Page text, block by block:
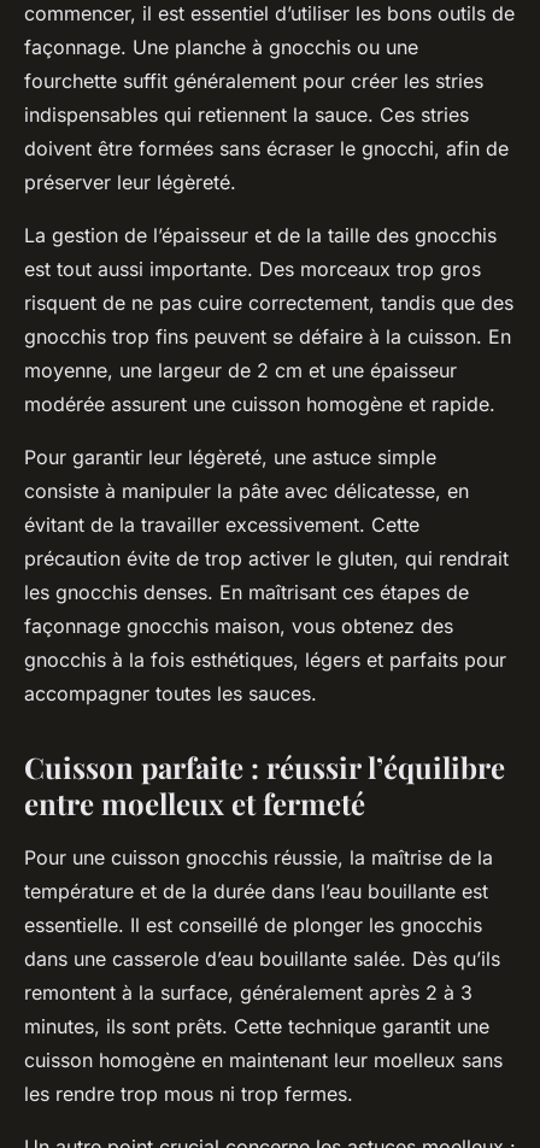
commencer, il est essentiel d’utiliser les bons outils de
façonnage. Une planche à gnocchis ou une
fourchette suffit généralement pour créer les stries
indispensables qui retiennent la sauce. Ces stries
doivent être formées sans écraser le gnocchi, afin de
préserver leur légèreté.
La gestion de l’épaisseur et de la taille des gnocchis
est tout aussi importante. Des morceaux trop gros
risquent de ne pas cuire correctement, tandis que des
gnocchis trop fins peuvent se défaire à la cuisson. En
moyenne, une largeur de 2 cm et une épaisseur
modérée assurent une cuisson homogène et rapide.
Pour garantir leur légèreté, une astuce simple
consiste à manipuler la pâte avec délicatesse, en
évitant de la travailler excessivement. Cette
précaution évite de trop activer le gluten, qui rendrait
les gnocchis denses. En maîtrisant ces étapes de
façonnage gnocchis maison, vous obtenez des
gnocchis à la fois esthétiques, légers et parfaits pour
accompagner toutes les sauces.
Cuisson parfaite : réussir l’équilibre
entre moelleux et fermeté
Pour une cuisson gnocchis réussie, la maîtrise de la
température et de la durée dans l’eau bouillante est
essentielle. Il est conseillé de plonger les gnocchis
dans une casserole d’eau bouillante salée. Dès qu’ils
remontent à la surface, généralement après 2 à 3
minutes, ils sont prêts. Cette technique garantit une
cuisson homogène en maintenant leur moelleux sans
les rendre trop mous ni trop fermes.